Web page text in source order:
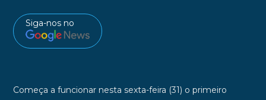
Siga-nos no
Começa a funcionar nesta sexta-feira (31) o primeiro